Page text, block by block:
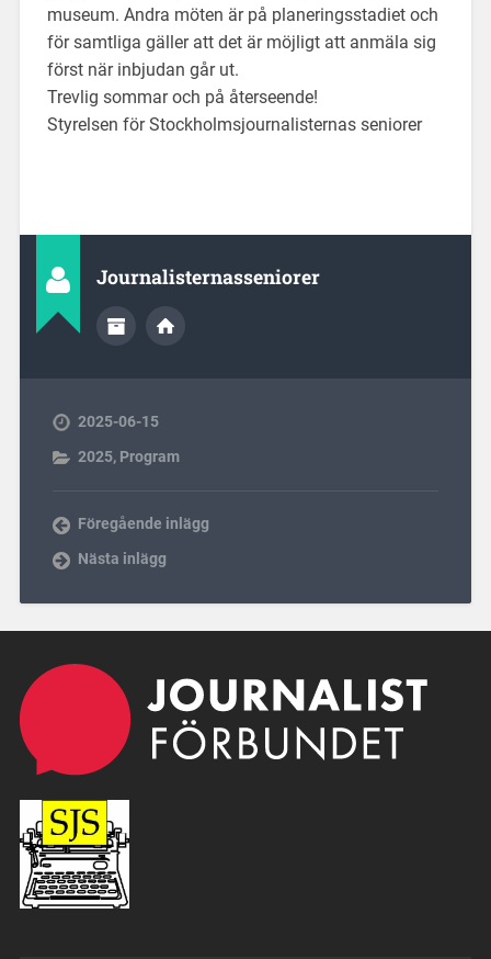
museum. Andra möten är på planeringsstadiet och
för samtliga gäller att det är möjligt att anmäla sig
först när inbjudan går ut.
Trevlig sommar och på återseende!
Styrelsen för Stockholmsjournalisternas seniorer
Journalisternasseniorer
2025-06-15
2025, Program
Föregående inlägg
Nästa inlägg